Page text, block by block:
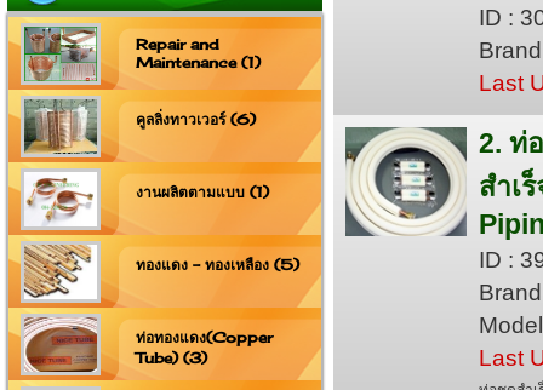
ID :
Last
2. ท่
สำเร็
ID :
Last
Repair and
Maintenance (1)
คูลลิ่งทาวเวอร์ (6)
งานผลิตตามแบบ (1)
ทองแดง - ทองเหลือง (5)
ท่อทองแดง(Copper
Tube) (3)